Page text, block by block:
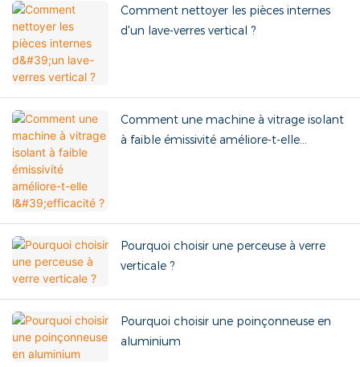
Comment nettoyer les pièces internes
d'un lave-verres vertical ?
Comment une machine à vitrage isolant
à faible émissivité améliore-t-elle
Pourquoi choisir une perceuse à verre
verticale ?
Pourquoi choisir une poinçonneuse en
aluminium